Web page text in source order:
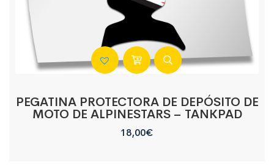
PEGATINA PROTECTORA DE DEPÓSITO DE
MOTO DE ALPINESTARS – TANKPAD
18,00€